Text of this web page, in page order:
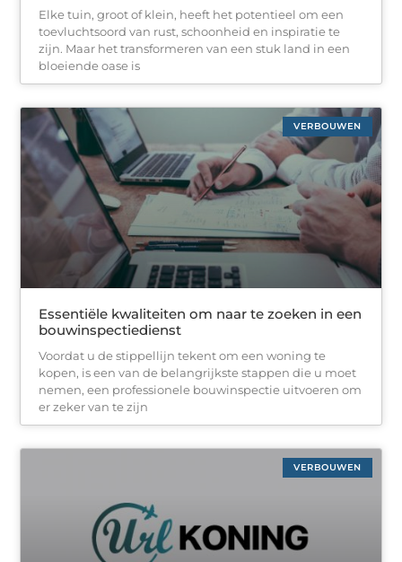
Elke tuin, groot of klein, heeft het potentieel om een
toevluchtsoord van rust, schoonheid en inspiratie te
zijn. Maar het transformeren van een stuk land in een
bloeiende oase is
VERBOUWEN
Essentiële kwaliteiten om naar te zoeken in een
bouwinspectiedienst
Voordat u de stippellijn tekent om een woning te
kopen, is een van de belangrijkste stappen die u moet
nemen, een professionele bouwinspectie uitvoeren om
er zeker van te zijn
VERBOUWEN